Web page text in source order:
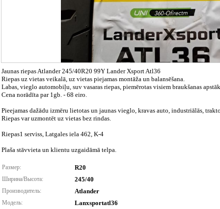
Jaunas riepas Atlander 245/40R20 99Y Lander Xsport Atl36
Riepas uz vietas veikalā, uz vietas piejamas montāža un balansēšana.
Labas, vieglo automobiļu, suv vasaras riepas, piemērotas visiem braukšanas
Cena norādīta par 1gb. - 68 eiro.
Pieejamas dažādu izmēru lietotas un jaunas vieglo, kravas auto, industriālās,
Riepas var uzmontēt uz vietas bez rindas.
Riepas1 serviss, Latgales iela 462, K-4
Plaša stāvvieta un klientu uzgaidāmā telpa.
Размер: R20
Ширина/Высота: 245/40
Производитель: Atlander
Модель: Lanxsportatl36